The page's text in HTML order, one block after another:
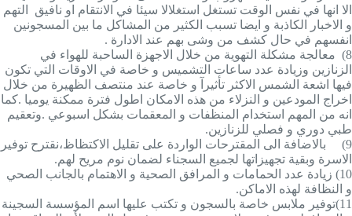
الا انها في نفس الوقت تستغل استغلالا سيئا في الانتقام او نافيق التهم
و الاخبار الكاذبة و ايضا تسبب الكثير من المشاكل ما بين المسجونين
انفسهم في حال كشف من وشى بهم عند الادارة .
8)
معالجة مشكلة التهوية من خلال الاجهزة الساحبة للهواء في
الزنازين وزيادة عدد ساعات التشميس و خاصة في الاوقات التي تكون
فيها اشعة الشمس الاكثر تأثيرآ و خاصة عند منتصف الظهيرة من خلال
اخراج المودعين و النزلاء من هذه الامكان اطول فترة ممكنة يوميا .كما
انه من المهم استخدام المنظفات و المعقمات بشكل اسبوعي .وتعقيم
طبي دوري و فصلي للزنازين.
9)
بالاضافة الى المقترحات الواردة على تقليل الاكتظاظ،نقترح توفير
الاسرة وبقية تجهيزاتها لجميع السجناء لضمان نوم مريح لهم.
10)
زيادة عدد الحمامات و المرافق الصحية و الاهتمام بالجانب الصحي
و النظافة لهذه الاماكن.
11) توفير ملابس خاصة بالسجون و تكتب عليها اسم المؤسسة السجينة